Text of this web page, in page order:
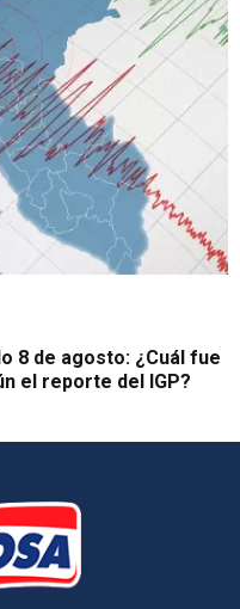
8 de agosto: ¿Cuál fue
el reporte del IGP?